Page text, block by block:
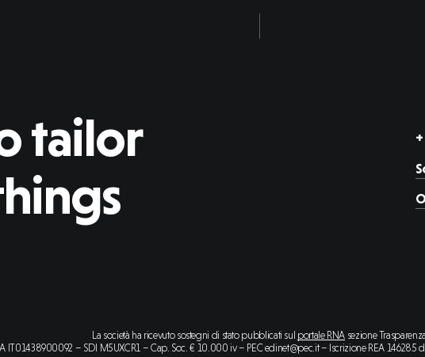
tailor
La società ha ricevuto sostegni di stato pubblicati sul portale RNA sezione Trasparenza
IT01438900092 – SDI M5UXCR1 – Cap. Soc. € 10.000 iv – PEC edinet@pec.it – Iscrizione REA 146285